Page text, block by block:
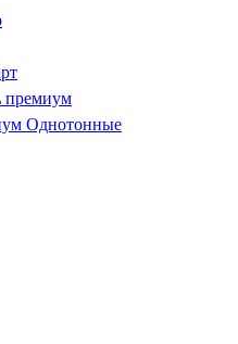
премиум
Однотонные